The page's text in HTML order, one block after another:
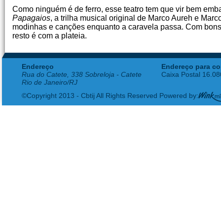
Como ninguém é de ferro, esse teatro tem que vir bem
Papagaios, a trilha musical original de Marco Aureh e
modinhas e canções enquanto a caravela passa. Com
resto é com a plateia.
Endereço
Rua do Catete, 338 Sobreloja - Catete
Rio de Janeiro/RJ
Endereço para
Caixa Postal
©Copyright 2013 - Cbtij All Rights Reserved Powered by: